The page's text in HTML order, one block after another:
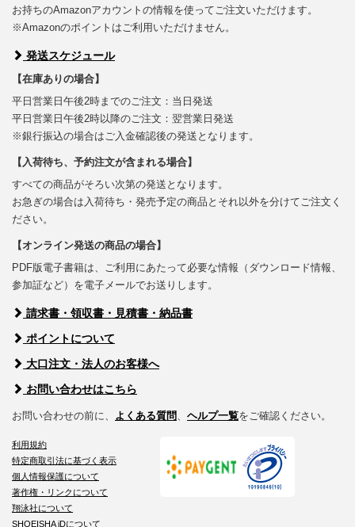
お持ちのAmazonアカウントの情報を使ってご注文いただけます。
※Amazonのポイントはご利用いただけません。
発送スケジュール
【在庫ありの場合】
平日営業日午後2時までのご注文：当日発送
平日営業日午後2時以降のご注文：翌営業日発送
※銀行振込の場合はご入金確認後の発送となります。
【入荷待ち、予約注文が含まれる場合】
すべての商品がそろい次第の発送となります。
お急ぎの場合は入荷待ち・発売予定の商品とそれ以外を分けてご注文く
ださい。
【オンライン発送の商品の場合】
PDF版電子書籍は、ご利用にあたって必要な情報（ダウンロード情報、
参加証など）を電子メールでお送りします。
請求書・領収書・見積書・納品書
ポイントについて
大口注文・法人のお客様へ
お問い合わせはこちら
お問い合わせの前に、 よくある質問 ヘルプ一覧をご確認ください。
利用規約
特定商取引法に基づく表示
個人情報保護について
著作権・リンクについて
翔泳社について
SHOEISHA iDについて